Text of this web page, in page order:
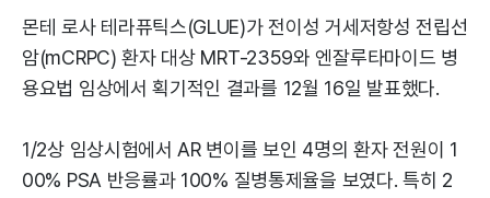
몬테 로사 테라퓨틱스(GLUE)가 전이성 거세저항성 전립선
암(mCRPC) 환자 대상 MRT-2359와 엔잘루타마이드 병
용요법 임상에서 획기적인 결과를 12월 16일 발표했다.
1/2상 임상시험에서 AR 변이를 보인 4명의 환자 전원이 1
00% PSA 반응률과 100% 질병통제율을 보였다. 특히 2